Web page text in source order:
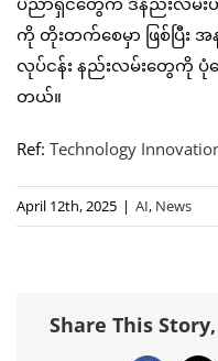
ကို တိုးတက်စေမှာ ဖြစ်ပြီး
လုပ်ငန်း နည်းလမ်းတွေကို ပုံ
တယ်။
Ref: Technology
April 12th, 2025 | AI, News
Share This